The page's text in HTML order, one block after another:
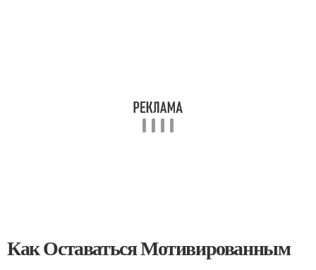
Как Оставаться Мотивированным